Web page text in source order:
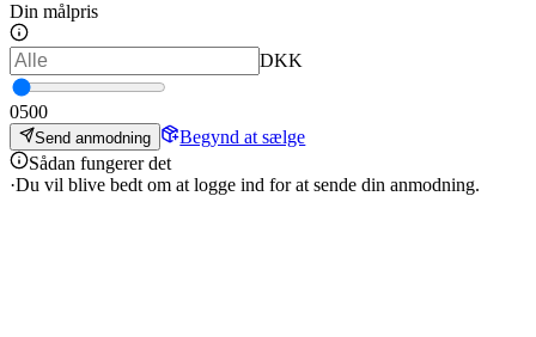
Din målpris
DKK
0500
Send anmodning
Begynd at sælge
Sådan fungerer det
·Du vil blive bedt om at logge ind for at sende din anmodning.